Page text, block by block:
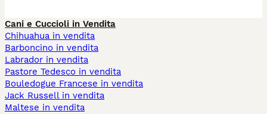
Cani e Cuccioli in Vendita
Chihuahua in vendita
Barboncino in vendita
Labrador in vendita
Pastore Tedesco in vendita
Bouledogue Francese in vendita
Jack Russell in vendita
Maltese in vendita